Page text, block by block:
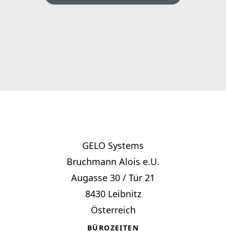
GELO Systems
Bruchmann Alois e.U.
Augasse 30 / Tür 21
8430 Leibnitz
Österreich
BÜROZEITEN